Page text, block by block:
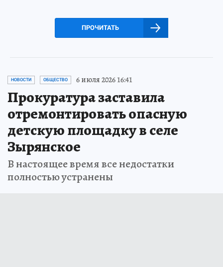
ПРОЧИТАТЬ
НОВОСТИ ОБЩЕСТВО 6 июля 2026 16:41
Прокуратура заставила
отремонтировать опасную
детскую площадку в селе
Зырянское
В настоящее время все недостатки
полностью устранены